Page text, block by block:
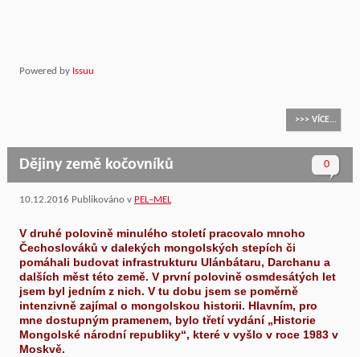
Powered by Issuu
>>> VÍCE...
0
Dějiny země kočovníků
10.12.2016 Publikováno v PEL–MEL
V druhé polovině minulého století pracovalo mnoho
Čechoslováků v dalekých mongolských stepích či
pomáhali budovat infrastrukturu Ulánbátaru, Darchanu a
dalších měst této země. V první polovině osmdesátých let
jsem byl jedním z nich. V tu dobu jsem se poměrně
intenzivně zajímal o mongolskou historii. Hlavním, pro
mne dostupným pramenem, bylo třetí vydání „Historie
Mongolské národní republiky“, které v vyšlo v roce 1983 v
Moskvě.